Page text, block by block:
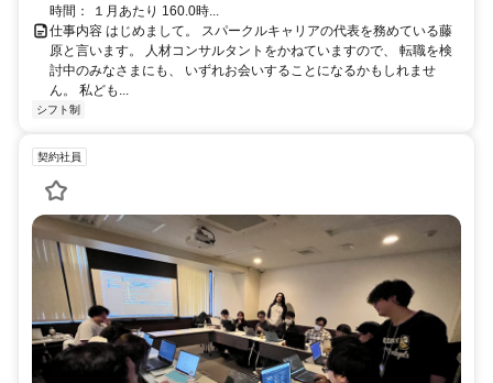
時間： １月あたり 160.0時...
仕事内容 はじめまして。 スパークルキャリアの代表を務めている藤
原と言います。 人材コンサルタントをかねていますので、 転職を検
討中のみなさまにも、 いずれお会いすることになるかもしれませ
ん。 私ども...
シフト制
契約社員